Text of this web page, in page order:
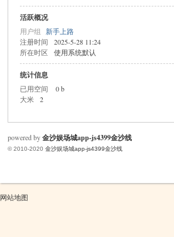
活跃概况
用户组 新手上路
注册时间
2025-5-28 11:24
所在时区
使用系统默认
统计信息
已用空间 0 b
大米
2
powered by金沙娱场城app-js4399金沙线
© 2010-2020 金沙娱场城app-js4399金沙线
网站地图